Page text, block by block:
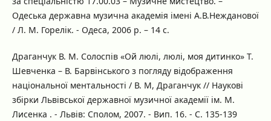
Одеська державна музична академія імені А.В.Нежданової
/ Л. М. Горелік. - Одеса, 2006 р. – 14 с.
Драганчук В. М. Солоспів «Ой люлі, люлі, моя дитинко» Т.
Шевченка – В. Барвінського з погляду відображення
національної ментальності / В. М, Драганчук // Наукові
збірки Львівської державної музичної академії ім. М.
Лисенка . - Львів: Сполом, 2007. - Вип. 16. - С. 135-139